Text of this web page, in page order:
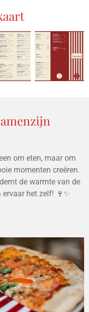
om eten, maar om
momenten creëren.
de warmte van de
het zelf! 🍷✨